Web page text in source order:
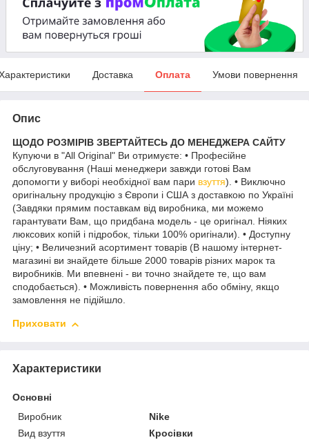
Доставка Оплата Умови повернення
Опис
ЩОДО РОЗМІРІВ ЗВЕРТАЙТЕСЬ ДО МЕНЕДЖЕРА САЙТУ
Купуючи в "All Original" Ви отримуєте: • Професійне
обслуговування (Наші менеджери завжди готові Вам
допомогти у виборі необхідної вам пари взуття). • Виключно
оригінальну продукцію з Європи і США з доставкою по Україні
(Завдяки прямим поставкам від виробника, ми можемо
гарантувати Вам, що придбана модель - це оригінал. Ніяких
люксових копій і підробок, тільки 100% оригінали). • Доступну
ціну; • Величезний асортимент товарів (В нашому інтернет-
магазині ви знайдете більше 2000 товарів різних марок та
виробників. Ми впевнені - ви точно знайдете те, що вам
сподобається). • Можливість повернення або обміну, якщо
замовлення не підійшло.
Приховати
Характеристики
Основні
Виробник
Nike
Вид взуття
Кросівки